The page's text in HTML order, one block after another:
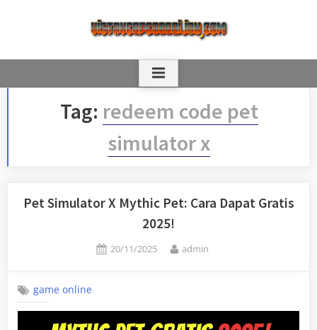
Tag: redeem code pet
simulator x
Pet Simulator X Mythic Pet: Cara Dapat Gratis
2025!
Posted
20/11/2025 By
admin
game online